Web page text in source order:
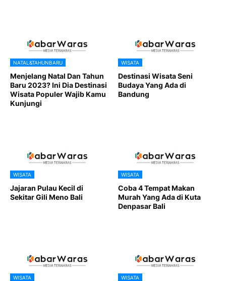
NATAL&TAHUNBARU
Menjelang Natal Dan Tahun
Baru 2023? Ini Dia Destinasi
Wisata Populer Wajib Kamu
Kunjungi
WISATA
Destinasi Wisata Seni
Budaya Yang Ada di
Bandung
WISATA
Jajaran Pulau Kecil di
Sekitar Gili Meno Bali
WISATA
Coba 4 Tempat Makan
Murah Yang Ada di Kuta
Denpasar Bali
WISATA WISATA